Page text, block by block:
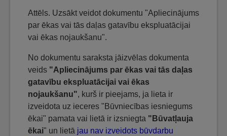
Attēls. Uzsākt veidot dokumentu "Apliecinājums
par ēkas vai tās daļas gatavību ekspluatācijai
vai ēkas nojaukšanu".
No dokumentu saraksta jāizvēlas dokumenta
veids "Apliecinājums par ēkas vai tās daļas
gatavību ekspluatācijai vai ēkas
nojaukšanu", kurš ir pieejams, ja lieta ir
izveidota uz ieceres "Būvniecības iesniegums
ēkai" pamata vai lietā ir izsniegta "Būvatļauja
ēkai" un lietā jau nav izveidots būvdarbu